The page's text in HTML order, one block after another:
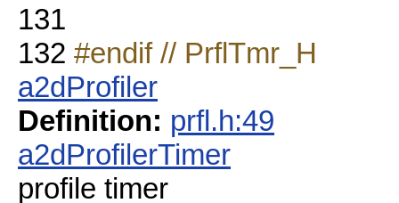
131
132 #endif // PrflTmr_H
a2dProfiler
Definition: prfl.h:49
a2dProfilerTimer
profile timer